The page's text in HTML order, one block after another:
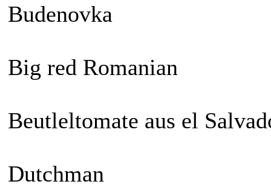
Budenovka
Big red Romanian
Beutleltomate aus el
Dutchman